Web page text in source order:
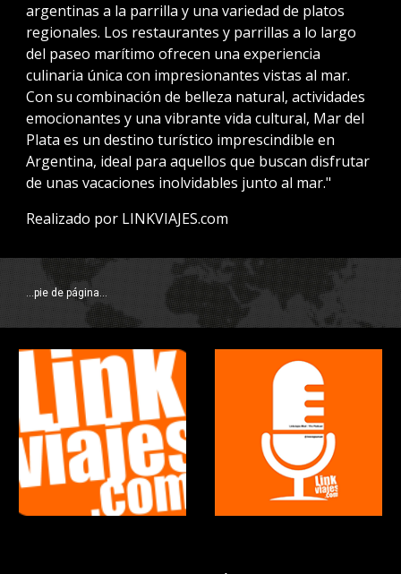
argentinas a la parrilla y una variedad de platos
regionales. Los restaurantes y parrillas a lo largo
del paseo marítimo ofrecen una experiencia
culinaria única con impresionantes vistas al mar.
Con su combinación de belleza natural, actividades
emocionantes y una vibrante vida cultural, Mar del
Plata es un destino turístico imprescindible en
Argentina, ideal para aquellos que buscan disfrutar
de unas vacaciones inolvidables junto al mar."
Realizado por LINKVIAJES.com
...pie de página...